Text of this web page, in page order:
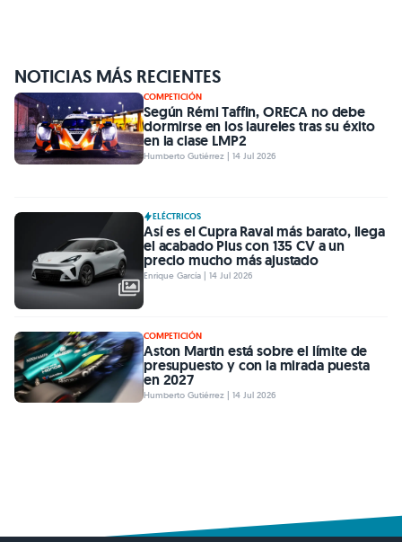
NOTICIAS MÁS RECIENTES
COMPETICIÓN
Según Rémi Taffin, ORECA no debe
dormirse en los laureles tras su éxito
en la clase LMP2
Humberto Gutiérrez | 14 Jul 2026
ELÉCTRICOS
Así es el Cupra Raval más barato, llega
el acabado Plus con 135 CV a un
precio mucho más ajustado
Enrique García | 14 Jul 2026
COMPETICIÓN
Aston Martin está sobre el límite de
presupuesto y con la mirada puesta
en 2027
Humberto Gutiérrez | 14 Jul 2026